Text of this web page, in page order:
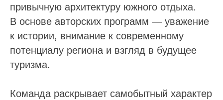
привычную архитектуру южного отдыха.
В основе авторских программ — уважение
к истории, внимание к современному
потенциалу региона и взгляд в будущее
туризма.
Команда раскрывает самобытный характер